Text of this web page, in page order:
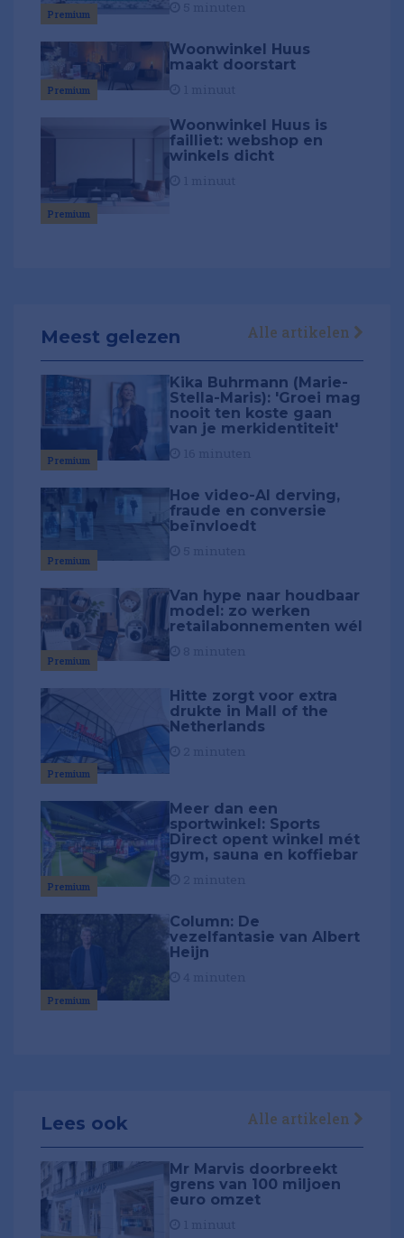
Premium
Premium
Woonwinkel Huus
maakt doorstart
Premium
Woonwinkel Huus is
failliet: webshop en
winkels dicht
Meest gelezen Alle artikelen
Premium
Kika Buhrmann (Marie-
Stella-Maris): 'Groei mag
nooit ten koste gaan
van je merkidentiteit'
Premium
Hoe video-AI derving,
fraude en conversie
beïnvloedt
Premium
Van hype naar houdbaar
model: zo werken
retailabonnementen wél
Premium
Hitte zorgt voor extra
drukte in Mall of the
Netherlands
Premium
Meer dan een
sportwinkel: Sports
Direct opent winkel mét
gym, sauna en koffiebar
Premium
Column: De
vezelfantasie van Albert
Heijn
Lees ook Alle artikelen
Mr Marvis doorbreekt
grens van 100 miljoen
euro omzet